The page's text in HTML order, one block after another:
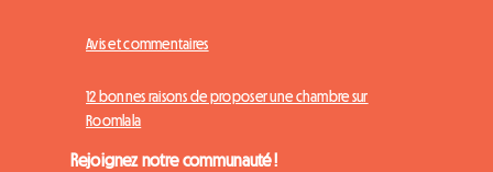
Avis et commentaires
12 bonnes raisons de proposer une chambre sur
Roomlala
Rejoignez notre communauté !